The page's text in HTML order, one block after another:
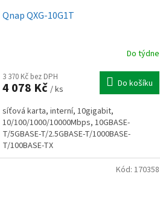
Qnap QXG-10G1T
Do týdne
3 370 Kč bez DPH
4 078 Kč / ks Do košíku
síťová karta, interní, 10gigabit,
10/100/1000/10000Mbps, 10GBASE-
T/5GBASE-T/2.5GBASE-T/1000BASE-
T/100BASE-TX
Kód: 170358